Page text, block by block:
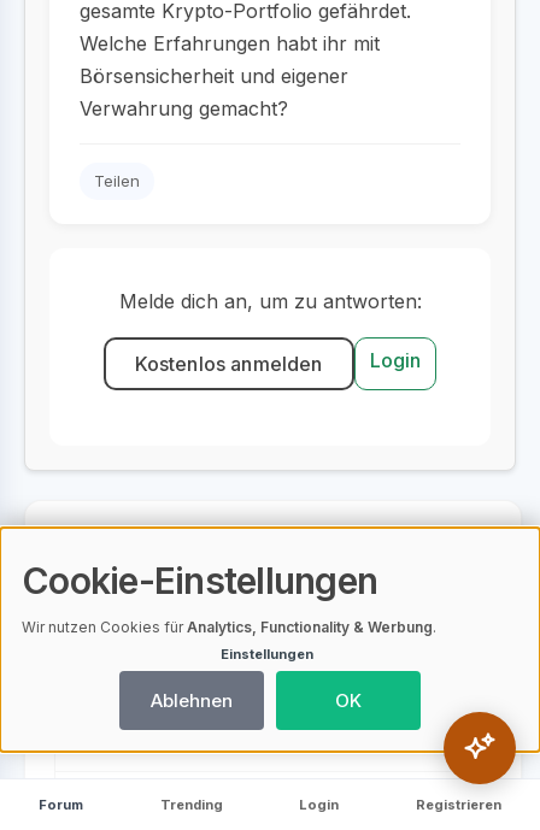
gesamte Krypto-Portfolio gefährdet.
Welche Erfahrungen habt ihr mit
Börsensicherheit und eigener
Verwahrung gemacht?
Teilen
Melde dich an, um zu antworten:
Kostenlos anmelden Login
Was sind die möglichen Risiken beim
Yield Farming in DeFi?
Welche rechtlichen Aspekte sollte
18
Ist Krypto Trading legal? 27
Forum Trending Login Registrieren
Cookie-Einstellungen
Wir nutzen Cookies fürAnalytics, Functionality & Werbung.
Einstellungen
Ablehnen OK